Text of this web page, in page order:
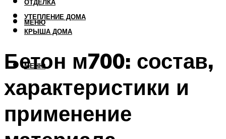
ОТДЕЛКА
УТЕПЛЕНИЕ ДОМА
КРЫША ДОМА
МЕНЮ
МЕНЮ
Бетон м700: состав,
характеристики и
применение